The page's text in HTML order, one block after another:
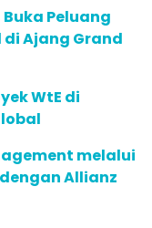
Buka Peluang
Ajang Grand
WtE di
melalui
Allianz